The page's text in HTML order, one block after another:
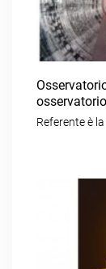
Referente è